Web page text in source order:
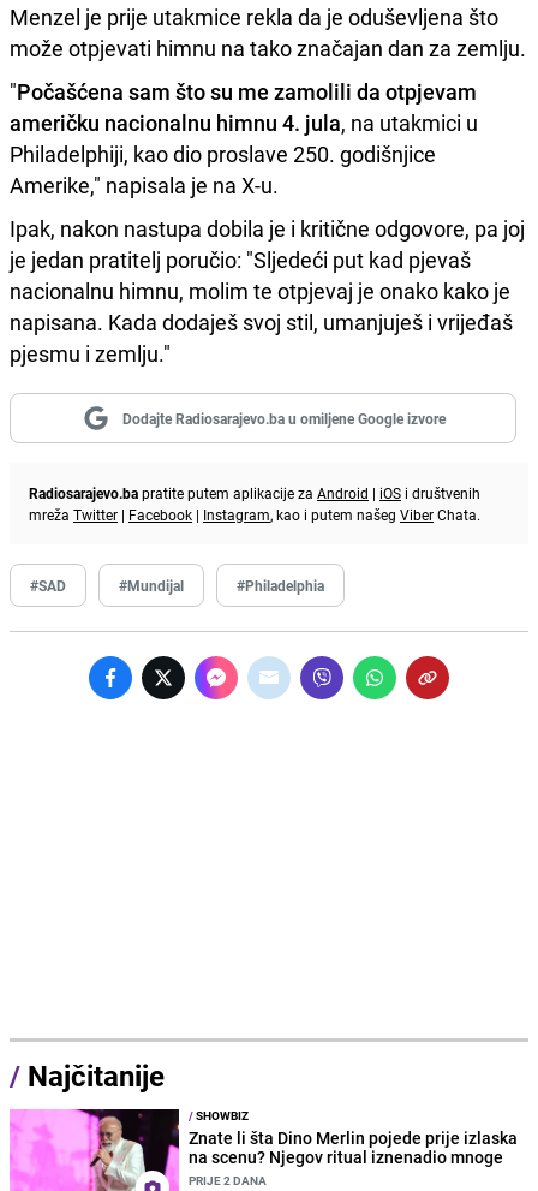
Menzel je prije utakmice rekla da je oduševljena što
može otpjevati himnu na tako značajan dan za zemlju.
"Počašćena sam što su me zamolili da otpjevam
američku nacionalnu himnu 4. jula, na utakmici u
Philadelphiji, kao dio proslave 250. godišnjice
Amerike," napisala je na X-u.
Ipak, nakon nastupa dobila je i kritične odgovore, pa joj
je jedan pratitelj poručio: "Sljedeći put kad pjevaš
nacionalnu himnu, molim te otpjevaj je onako kako je
napisana. Kada dodaješ svoj stil, umanjuješ i vrijeđaš
pjesmu i zemlju."
Dodajte Radiosarajevo.ba u omiljene Google izvore
Radiosarajevo.bapratite putem aplikacije za Android | iOS i društvenih
mreža Twitter | Facebook | Instagram, kao i putem našeg ViberChata.
#SAD #Mundijal #Philadelphia
/ Najčitanije
/SHOWBIZ
Znate li šta Dino Merlin pojede prije izlaska
na scenu? Njegov ritual iznenadio mnoge
PRIJE 2 DANA